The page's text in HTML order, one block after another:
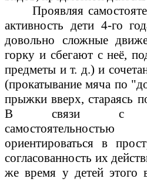
Проявляя
активность дети 4-го
довольно сложные
горку и сбегают с неё,
предметы и т. д.) и
(прокатывание мяча по
прыжки вверх, стараясь
В связи с
ориентироваться в
согласованность их
же время у детей этого